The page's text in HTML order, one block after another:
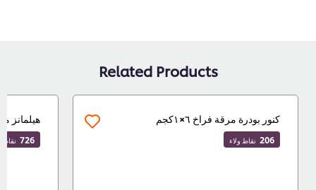
Related Products
كنور بودرة مرقة فراخ ٦×١كجم
206 نقاط ولاء
هيلمانز
726 نقاط ولاء